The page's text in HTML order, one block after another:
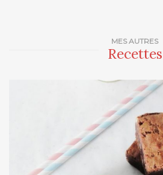
MES AUTRES
Recettes